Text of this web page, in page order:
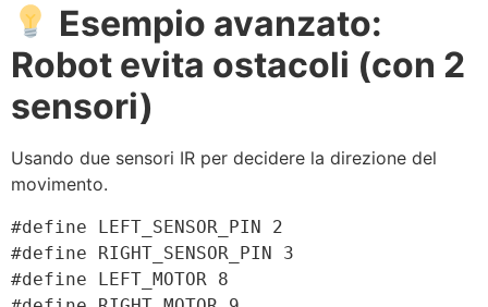
Esempio avanzato:
Robot evita ostacoli (con 2
sensori)
Usando due sensori IR per decidere la direzione del
movimento.
#define LEFT_SENSOR_PIN 2
#define RIGHT_SENSOR_PIN 3
#define LEFT_MOTOR 8